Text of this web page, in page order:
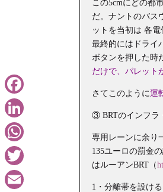
この5cmにどの都
だ。ナントのバス
ットを当初は 各
最終的にはドライ
ボタンを押した時
だけで、パレット
さてこのように運
③ BRTのインフラ
専用レーンに余り
135ユーロの罰金
はルーアンBRT（
1・分離帯を設ける
Facebook
LinkedIn
WhatsApp
Twitter